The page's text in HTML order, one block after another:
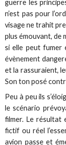
guerre les
n’est pas pour
visage ne trahit
plus émouvant, de
si elle peut fumer
évènement
et la rassuraient,
Son ton posé
Peu à peu ils
le scénario
filmer. Le résultat
fictif ou réel
avion passe et